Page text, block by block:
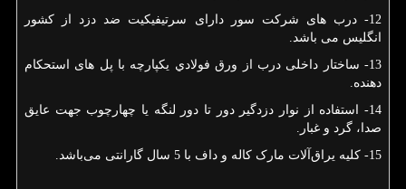
12- درب های شرکت سور دارای سرتیفیکیت ضد دزد از کشور
انگلیس می باشد.
13- ساختار داخلی درب از ورق فولادي يكپارچه با پل های استحکام
دهنده.
14- استفاده از نوار دزدگیر دور تا دور لنگه یا چهارچوب جهت عایق
صدا، گرد و غبار.
15- کلیه‌ یراق‌آلات مارک کاله و داف با 5 سال گارانتی می‌باشد.